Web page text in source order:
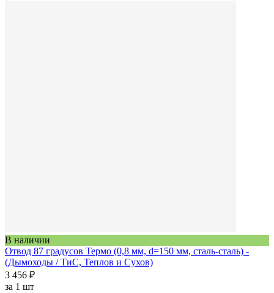
В наличии
Отвод 87 градусов Термо (0,8 мм, d=150 мм, сталь-сталь) -
(Дымоходы / ТиС, Теплов и Сухов)
3 456 ₽
за 1 шт